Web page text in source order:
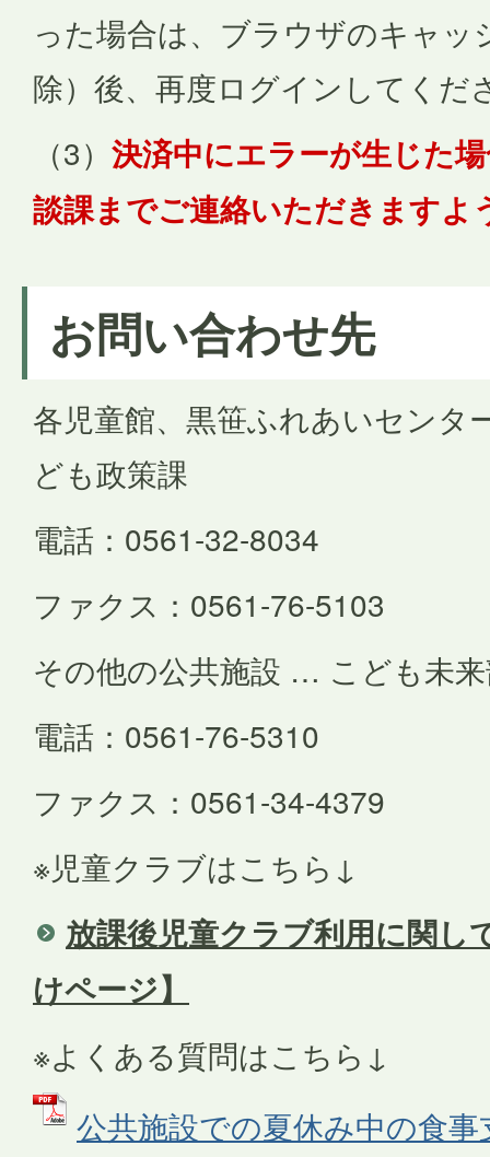
った場合は、ブラウザのキャッ
除）後、再度ログインしてくだ
（3） 決済中にエラーが生じた
談課までご連絡いただきますよ
お問い合わせ先
各児童館、黒笹ふれあいセン
ども政策課
電話：0561-32-8034
ファクス：0561-76-5103
その他の公共施設 … こども未
電話：0561-76-5310
ファクス：0561-34-4379
※児童クラブはこちら↓
放課後児童クラブ利用に関し
けページ】
※よくある質問はこちら↓
公共施設での夏休み中の食